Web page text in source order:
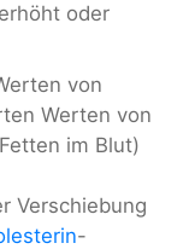
oder
von
Werten von
im Blut)
Verschiebung
-